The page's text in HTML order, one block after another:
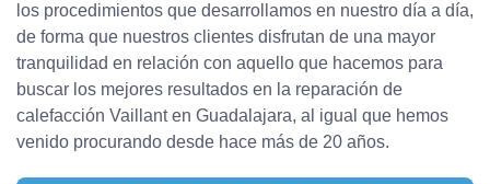
los procedimientos que desarrollamos en nuestro día a día,
de forma que nuestros clientes disfrutan de una mayor
tranquilidad en relación con aquello que hacemos para
buscar los mejores resultados en la reparación de
calefacción Vaillant en Guadalajara, al igual que hemos
venido procurando desde hace más de 20 años.